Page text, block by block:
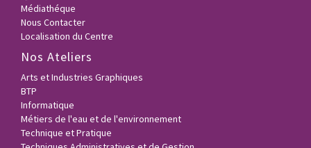
Médiathéque
Nous Contacter
Localisation du Centre
Nos Ateliers
Arts et Industries Graphiques
BTP
Informatique
Métiers de l'eau et de l'environnement
Technique et Pratique